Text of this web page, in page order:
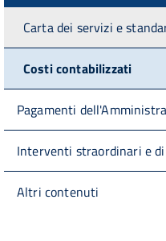
Carta dei servizi e
Costi contabilizzati
Pagamenti
Interventi straordinari e
Altri contenuti